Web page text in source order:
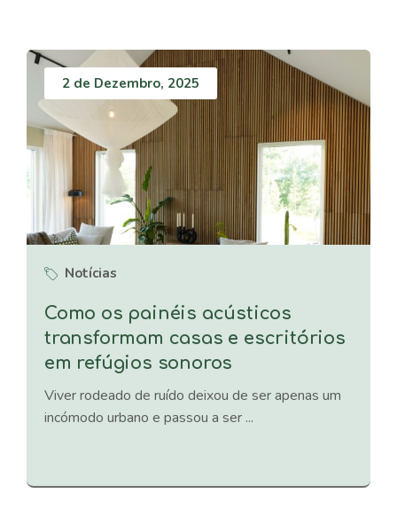
2 de Dezembro, 2025
Notícias
Como os painéis acústicos
transformam casas e escritórios
em refúgios sonoros
Viver rodeado de ruído deixou de ser apenas um
incómodo urbano e passou a ser ...